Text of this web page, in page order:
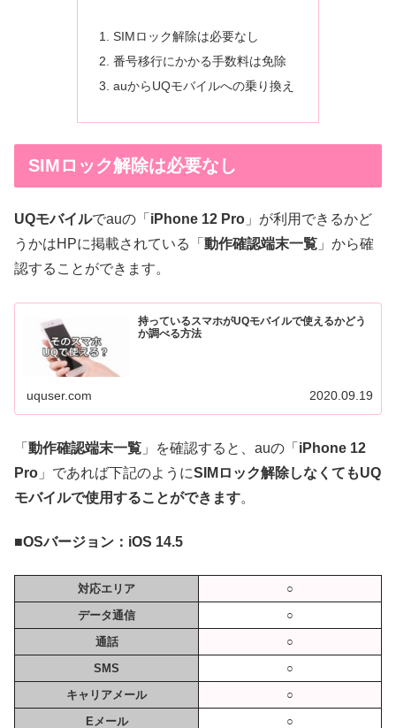
SIMロック解除は必要なし
番号移行にかかる手数料は免除
auからUQモバイルへの乗り換え
SIMロック解除は必要なし
UQモバイルでauの「 iPhone 12 Pro 」が利用できるかど
うかはHPに掲載されている「 動作確認端末一覧 」から確
認することができます。
持っているスマホがUQモバイルで使えるかどう
か調べる方法
uquser.com 2020.09.19
「 動作確認端末一覧 」を確認すると、auの「 iPhone 12
Pro 」であれば下記のようにSIMロック解除しなくてもUQ
モバイルで使用することができます。
■OSバージョン：iOS 14.5
対応エリア
○
データ通信
○
通話
○
SMS
○
キャリアメール
○
Eメール
○